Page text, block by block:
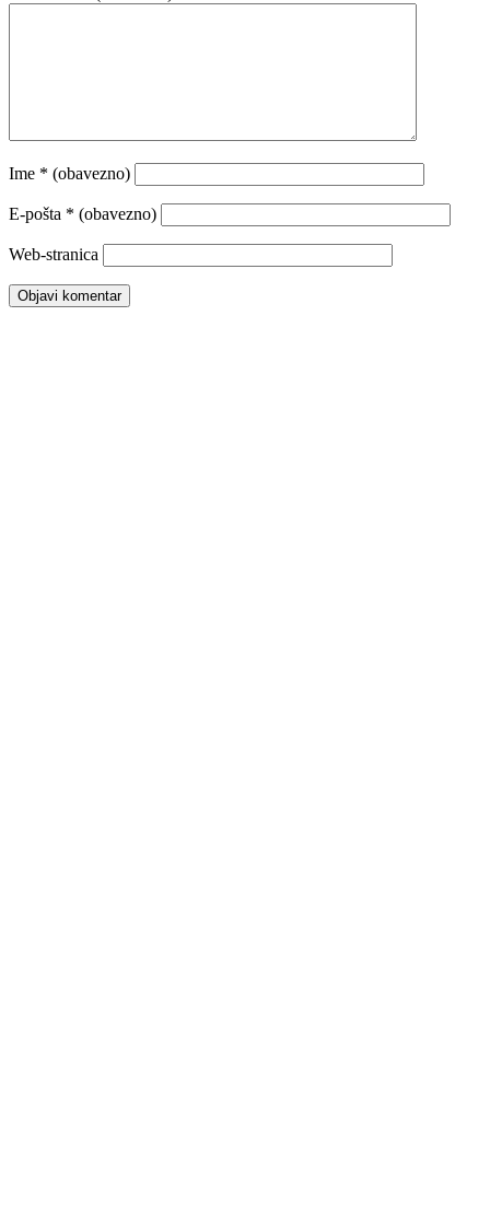
Ime * (obavezno)
E-pošta * (obavezno)
Web-stranica